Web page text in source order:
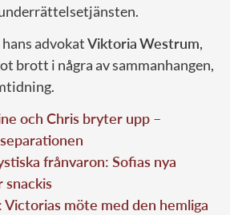
advokatViktoriaWestrum,
brott i några av sammanhangen,
och Chris bryter upp –
frånvaron: Sofias nya
snackis
Victorias möte med den hemliga